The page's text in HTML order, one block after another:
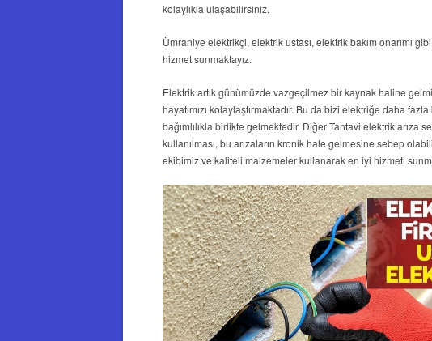
kolaylıkla ulaşabilirsiniz.
Ümraniye elektrikçi, elektrik ustası, elektrik bakım onarımı
hizmet sunmaktayız.
Elektrik artık günümüzde vazgeçilmez bir kaynak haline
hayatımızı kolaylaştırmaktadır. Bu da bizi elektriğe daha
bağımlılıkla birlikte gelmektedir. Diğer Tantavi elektrik arıza
kullanılması, bu arızaların kronik hale gelmesine sebep
ekibimiz ve kaliteli malzemeler kullanarak en iyi hizmeti